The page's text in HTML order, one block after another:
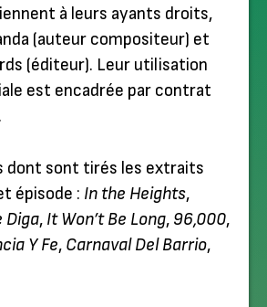
à leurs ayants droits,
(auteur compositeur) et
(éditeur). Leur utilisation
est encadrée par contrat
dont sont tirés les extraits
épisode : In the Heights,
Diga, It Won’t Be Long, 96,000,
Y Fe, Carnaval Del Barrio,